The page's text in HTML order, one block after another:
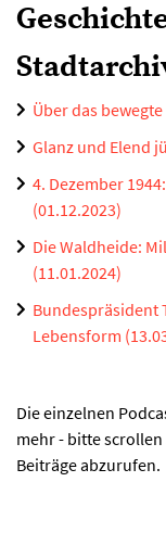
Über das
Glanz und Elend
4. Dezember
(01.12.2023)
Die Waldheide:
(11.01.2024)
Bundespräsident
Lebensform
Die einzelnen
mehr - bitte
Beiträge abzurufen.